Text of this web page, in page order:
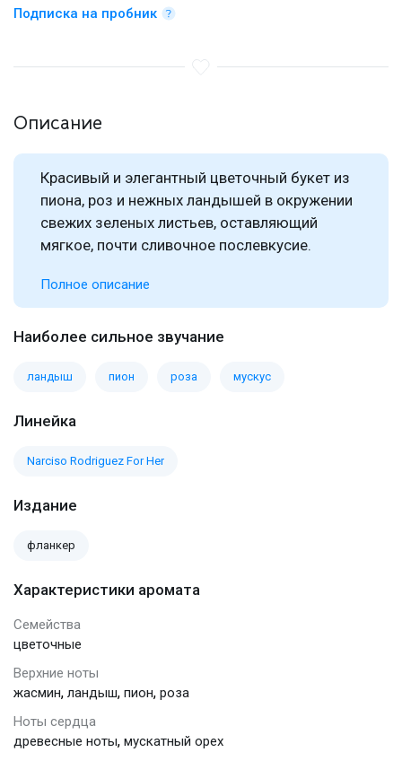
Подписка на пробник
Описание
Красивый и элегантный цветочный букет из
пиона, роз и нежных ландышей в окружении
свежих зеленых листьев, оставляющий
мягкое, почти сливочное послевкусие.
Полное описание
Наиболее сильное звучание
ландыш пион роза мускус
Линейка
Narciso Rodriguez For Her
Издание
фланкер
Характеристики аромата
Семейства
цветочные
Верхние ноты
жасмин, ландыш, пион, роза
Ноты сердца
древесные ноты, мускатный орех